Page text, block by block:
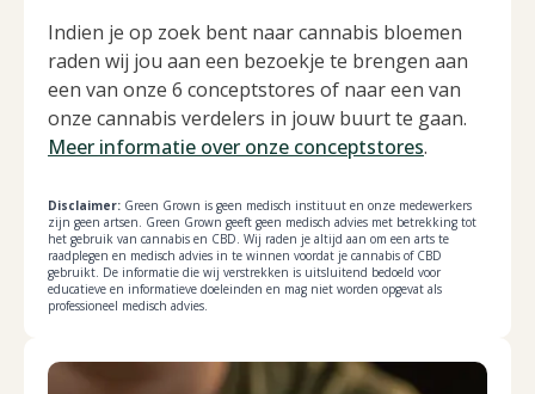
Indien je op zoek bent naar cannabis bloemen
raden wij jou aan een bezoekje te brengen aan
een van onze 6 conceptstores of naar een van
onze cannabis verdelers in jouw buurt te gaan.
Meer informatie over onze conceptstores.
Disclaimer: Green Grown is geen medisch instituut en onze medewerkers
zijn geen artsen. Green Grown geeft geen medisch advies met betrekking tot
het gebruik van cannabis en CBD. Wij raden je altijd aan om een arts te
raadplegen en medisch advies in te winnen voordat je cannabis of CBD
gebruikt. De informatie die wij verstrekken is uitsluitend bedoeld voor
educatieve en informatieve doeleinden en mag niet worden opgevat als
professioneel medisch advies.